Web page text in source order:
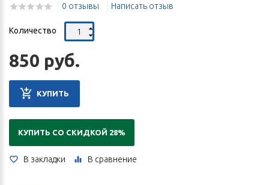
0 отзывы
Написать отзыв
Количество
850 руб.
КУПИТЬ
КУПИТЬ СО СКИДКОЙ 28%
В закладки В сравнение